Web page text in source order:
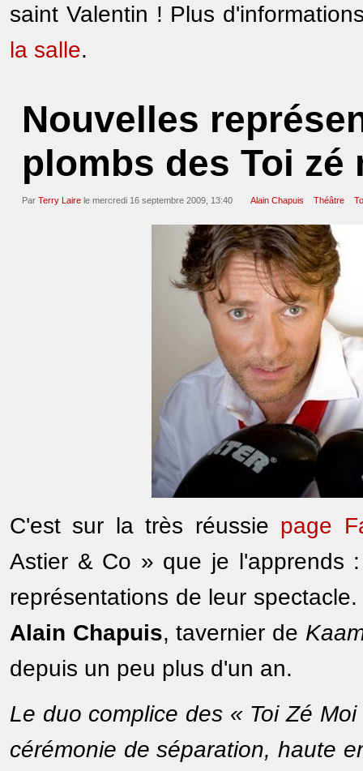
saint Valentin ! Plus
la salle.
Nouvelles
plombs des Toi zé
Par Terry Laire le mercredi 16 septembre 2009, 13:40 Alain Chapuis Théâtre
C'est sur la très réussie page
Astier & Co » que je l'apprends
représentations de leur
Alain Chapuis, tavernier de
depuis un peu plus d'un an.
Le duo complice des « Toi Zé
cérémonie de séparation, haute